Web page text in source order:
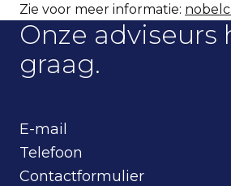
Zie voor meer informatie:
Onze adviseurs
graag.
E-mail
Telefoon
Contactformulier